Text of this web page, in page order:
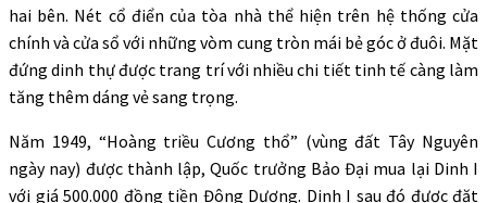
hai bên. Nét cổ điển của tòa nhà thể hiện trên hệ thống cửa
chính và cửa sổ với những vòm cung tròn mái bẻ góc ở đuôi. Mặt
đứng dinh thự được trang trí với nhiều chi tiết tinh tế càng làm
tăng thêm dáng vẻ sang trọng.
Năm 1949, “Hoàng triều Cương thổ” (vùng đất Tây Nguyên
ngày nay) được thành lập, Quốc trưởng Bảo Đại mua lại Dinh I
với giá 500.000 đồng tiền Đông Dương. Dinh I sau đó được đặt